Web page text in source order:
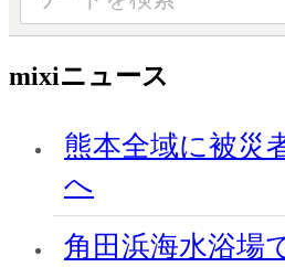
mixiニュース
熊本全域に被災
へ
角田浜海水浴場